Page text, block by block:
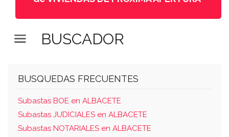
BUSCADOR
BUSQUEDAS FRECUENTES
Subastas BOE en ALBACETE
Subastas JUDICIALES en ALBACETE
Subastas NOTARIALES en ALBACETE